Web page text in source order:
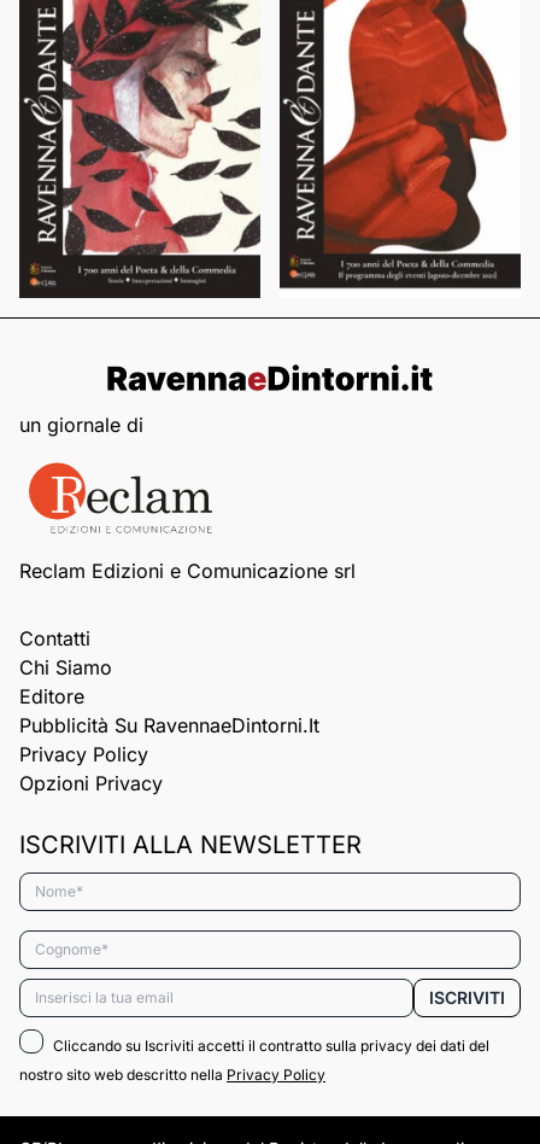
un giornale di
Reclam Edizioni e Comunicazione srl
Contatti
Chi Siamo
Editore
Pubblicità Su RavennaeDintorni.it
Privacy Policy
Opzioni Privacy
ISCRIVITI ALLA NEWSLETTER
Nome*
Cognome*
Email* ISCRIVITI
Cliccando su Iscriviti accetti il contratto sulla privacy dei dati del
nostro sito web descritto nella Privacy Policy